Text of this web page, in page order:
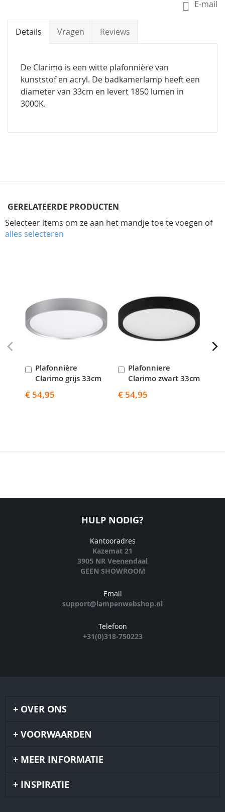
E-mail
Details Vragen Reviews
De Clarimo is een witte plafonnière van
kunststof en acryl. De badkamerlamp heeft een
diameter van 33cm en levert 1850 lumen in
3000K.
GERELATEERDE PRODUCTEN
Selecteer items om ze aan het mandje toe te voegen of
alles selecteren
Plafonnière
Clarimo grijs 33cm
€ 54,95
In
Winkelwagen
Plafonniere
Clarimo zwart 33cm
€ 54,95
In
Winkelwagen
HULP NODIG?
Kantooradres
Kazemat 21
3905 NR Veenendaal
GEEN SHOWROOM
Email
support@lampenwebshop.nl
Telefoon
+31(0)318-750223
OVER ONS
VOORWAARDEN
MEER INFORMATIE
INSPIRATIE